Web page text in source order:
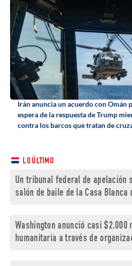
Irán anuncia un acuerdo con Omán
espera de la respuesta de Trump
contra los barcos que tratan de
LO ÚLTIMO
Un tribunal federal de apelación
salón de baile de la Casa Blanca
Washington anunció casi $2.000
humanitaria a través de